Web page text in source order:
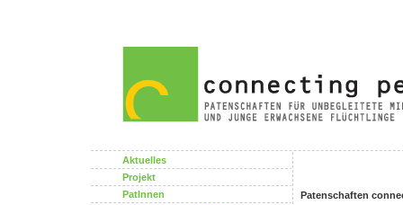
Aktuelles
Projekt
PatInnen
Patenschaften